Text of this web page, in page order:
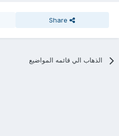
Share
الذهاب الي قائمه المواضيع